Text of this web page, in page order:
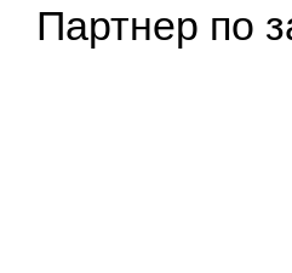
Партнер по